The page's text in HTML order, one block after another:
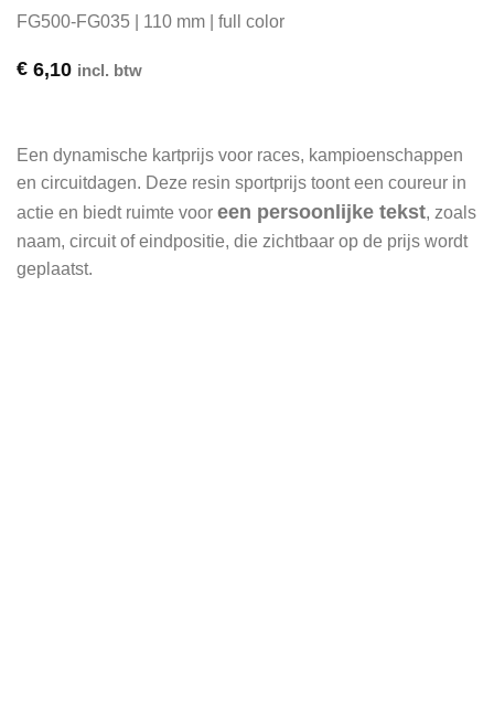
FG500-FG035 | 110 mm | full color
€ 6,10 incl. btw
Een dynamische kartprijs voor races, kampioenschappen
en circuitdagen. Deze resin sportprijs toont een coureur in
actie en biedt ruimte voor een persoonlijke tekst, zoals
naam, circuit of eindpositie, die zichtbaar op de prijs wordt
geplaatst.